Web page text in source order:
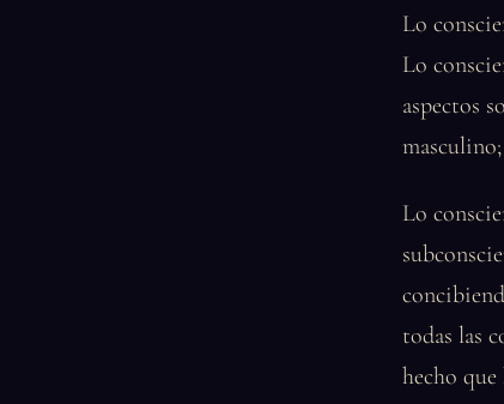
Lo
Lo
aspectos
Lo
todas las
hecho que